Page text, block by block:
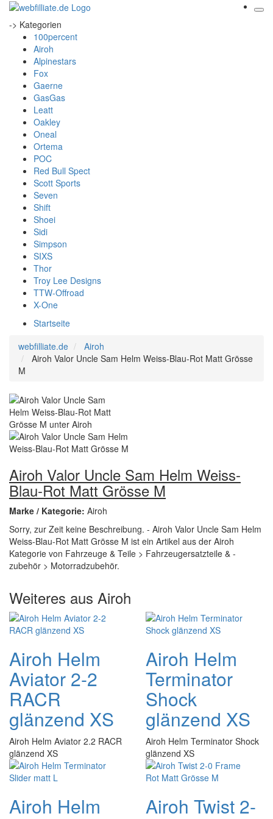
-> Kategorien
100percent
Airoh
Alpinestars
Fox
Gaerne
GasGas
Leatt
Oakley
Oneal
Ortema
POC
Red Bull Spect
Scott Sports
Seven
Shift
Shoei
Sidi
Simpson
SIXS
Thor
Troy Lee Designs
TTW-Offroad
X-One
Startseite
webfilliate.de
Airoh
Airoh Valor Uncle Sam Helm Weiss-Blau-Rot Matt Grösse
M
Airoh Valor Uncle Sam Helm Weiss-
Blau-Rot Matt Grösse M
Marke / Kategorie: Airoh
Sorry, zur Zeit keine Beschreibung. - Airoh Valor Uncle Sam Helm
Weiss-Blau-Rot Matt Grösse M ist ein Artikel aus der Airoh
Kategorie von Fahrzeuge & Teile > Fahrzeugersatzteile & -
zubehör > Motorradzubehör.
Weiteres aus Airoh
Airoh Helm
Aviator 2-2
RACR
glänzend XS
Airoh Helm Aviator 2.2 RACR
glänzend XS
Airoh Helm
Terminator
Shock
glänzend XS
Airoh Helm Terminator Shock
glänzend XS
Airoh Helm Airoh Twist 2-